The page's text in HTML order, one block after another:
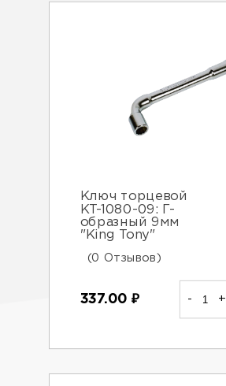
Ключ торцевой
KT-1080-09: Г-
образный 9мм
"King Tony"
(0 Отзывов)
337.00 ₽ - +